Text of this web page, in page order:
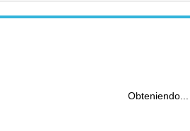
Obteniendo...